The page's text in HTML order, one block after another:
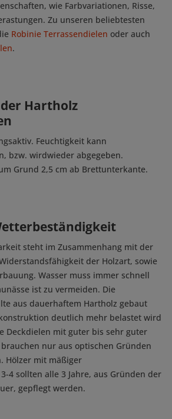
wie Farbvariationen, Risse,
Zu unseren beliebtesten
Robinie Terrassendielen oder auch
.
Hartholz
Feuchtigkeit kann
bzw. wirdwieder abgegeben.
Grund 2,5 cm ab Brettunterkante.
steht im Zusammenhang mit der
der Holzart, sowie
Wasser muss immer schnell
ist zu vermeiden. Die
aus dauerhaftem Hartholz gebaut
deutlich mehr belastet wird
Deckdielen mit guter bis sehr guter
nur aus optischen Gründen
Hölzer mit mäßiger
4 sollten alle 3 Jahre, aus Gründen der
gepflegt werden.